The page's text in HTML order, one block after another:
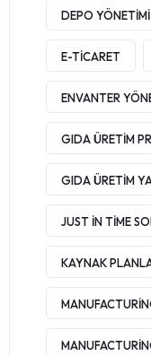
DEPO YÖNETIMI
E-TICARET
ENVANTER
GIDA ÜRETIM
GIDA ÜRETIM
JUST IN TIME
KAYNAK